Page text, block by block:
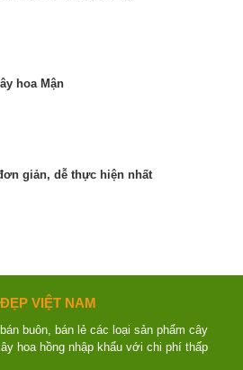
hoa Mận
giản, dễ thực hiện nhất
VIỆT NAM
buôn, bán lẻ các loại sản phẩm cây
hoa hồng nhập khẩu với chi phí thấp